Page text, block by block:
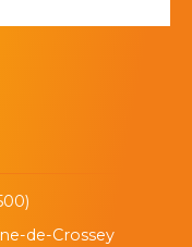
de-Crossey